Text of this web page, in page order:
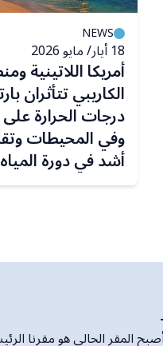
NEWS
18 أيار/ مايو 2026
أمريكا اللاتينية
الكاريبي تتأثران
درجات الحرارة
وفي المحيطات
أشد في دورة
الأنهار الجليدية
المقر الحالي هو مقرنا